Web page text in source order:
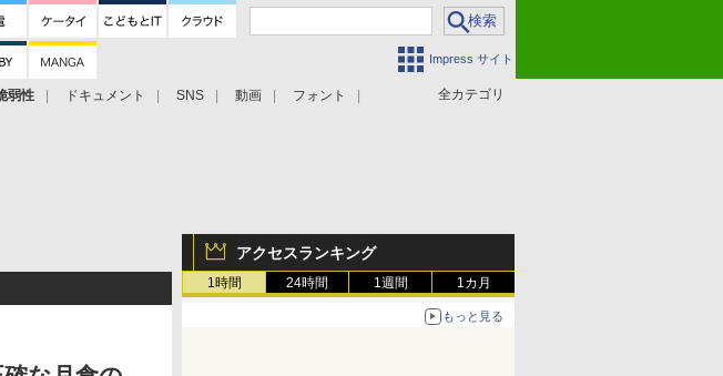
Impress サイト
全カテゴリ
弱性 ドキュメント SNS 動画 フォント
アクセスランキング
1時間 24時間 1週間 1カ月
もっと見る